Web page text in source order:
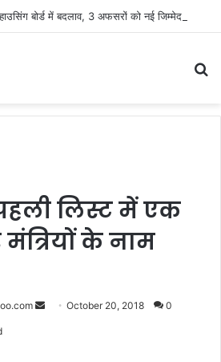
बोर्ड में बदलाव, 3 अफसरों को नई जिम्मेदारी
लिस्ट में एक
के नाम
SendOctober 20, 2018 0